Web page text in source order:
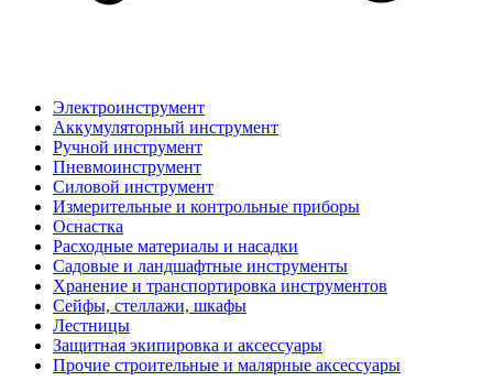
Электроинструмент
Аккумуляторный инструмент
Ручной инструмент
Пневмоинструмент
Силовой инструмент
Измерительные и контрольные приборы
Оснастка
Расходные материалы и насадки
Садовые и ландшафтные инструменты
Хранение и транспортировка инструментов
Сейфы, стеллажи, шкафы
Лестницы
Защитная экипировка и аксессуары
Прочие строительные и малярные аксессуары